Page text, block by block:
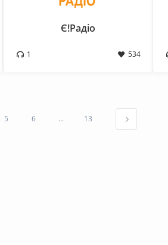
Є!Радіо
1 534
5 6 ... 13